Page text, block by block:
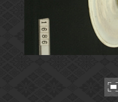
カテゴリで見る
世界遺産と無形文化遺産
全国の美術館・博物館